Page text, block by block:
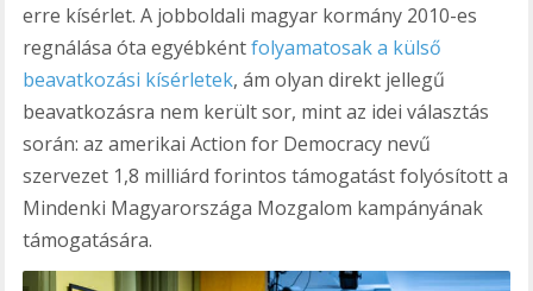
erre kísérlet. A jobboldali magyar kormány 2010-es
regnálása óta egyébkéntfolyamatosak a külső
beavatkozási kísérletek, ám olyan direkt jellegű
beavatkozásra nem került sor, mint az idei választás
során: az amerikai Action for Democracy nevű
szervezet 1,8 milliárd forintos támogatást folyósított a
Mindenki Magyarországa Mozgalom kampányának
támogatására.